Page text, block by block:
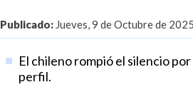
Publicado: Jueves, 9 de Octubre de
El chileno rompió el silencio
perfil.